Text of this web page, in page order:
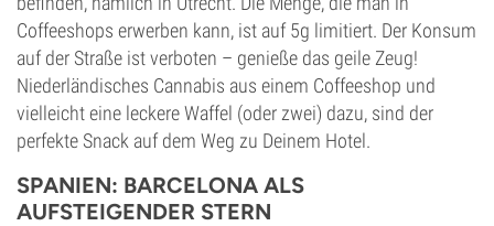
Coffeeshops erwerben kann, ist auf 5g limitiert. Der Konsum
auf der Straße ist verboten – genieße das geile Zeug!
Niederländisches Cannabis aus einem Coffeeshop und
vielleicht eine leckere Waffel (oder zwei) dazu, sind der
perfekte Snack auf dem Weg zu Deinem Hotel.
SPANIEN: BARCELONA ALS
AUFSTEIGENDER STERN